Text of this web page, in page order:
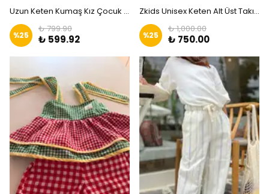
Uzun Keten Kumaş Kız Çocuk Elbise |Zkids
%25
₺ 799.90
₺ 599.92
Zkids Unisex Keten Alt Üst Takım |Zkids
%25
₺ 1,000.00
₺ 750.00